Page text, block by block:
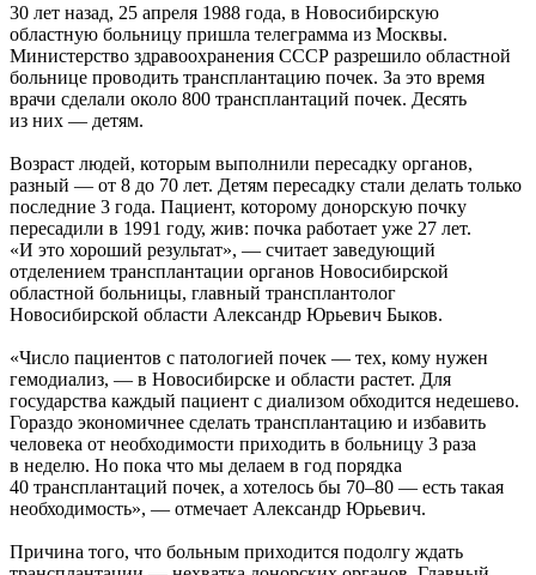
30 лет назад, 25 апреля 1988 года, в Новосибирскую
областную больницу пришла телеграмма из Москвы.
Министерство здравоохранения СССР разрешило областной
больнице проводить трансплантацию почек. За это время
врачи сделали около 800 трансплантаций почек. Десять
из них — детям.
Возраст людей, которым выполнили пересадку органов,
разный — от 8 до 70 лет. Детям пересадку стали делать только
последние 3 года. Пациент, которому донорскую почку
пересадили в 1991 году, жив: почка работает уже 27 лет.
«И это хороший результат», — считает заведующий
отделением трансплантации органов Новосибирской
областной больницы, главный трансплантолог
Новосибирской области Александр Юрьевич Быков.
«Число пациентов с патологией почек — тех, кому нужен
гемодиализ, — в Новосибирске и области растет. Для
государства каждый пациент с диализом обходится недешево.
Гораздо экономичнее сделать трансплантацию и избавить
человека от необходимости приходить в больницу 3 раза
в неделю. Но пока что мы делаем в год порядка
40 трансплантаций почек, а хотелось бы 70–80 — есть такая
необходимость», — отмечает Александр Юрьевич.
Причина того, что больным приходится подолгу ждать